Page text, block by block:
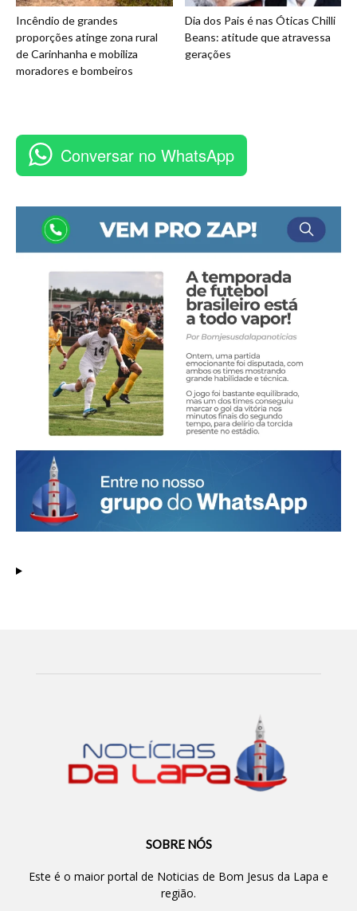
Incêndio de grandes
proporções atinge zona rural
de Carinhanha e mobiliza
moradores e bombeiros
Dia dos Pais é nas Óticas Chilli
Beans: atitude que atravessa
gerações
Conversar no WhatsApp
SOBRE NÓS
Este é o maior portal de Noticias de Bom Jesus da Lapa e
região.